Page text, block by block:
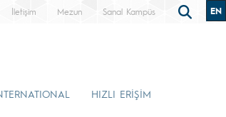
İletişim Mezun Sanal Kampüs EN
HIZLI ERİŞİM